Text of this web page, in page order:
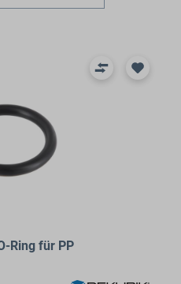
Ring für PP